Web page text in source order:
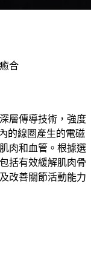
合
層傳導技術，強度
的線圈產生的電磁
肉和血管。根據選
括有效緩解肌肉骨
改善關節活動能力